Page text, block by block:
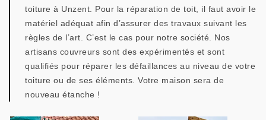
toiture à Unzent. Pour la réparation de toit, il faut avoir le
matériel adéquat afin d’assurer des travaux suivant les
règles de l’art. C’est le cas pour notre société. Nos
artisans couvreurs sont des expérimentés et sont
qualifiés pour réparer les défaillances au niveau de votre
toiture ou de ses éléments. Votre maison sera de
nouveau étanche !